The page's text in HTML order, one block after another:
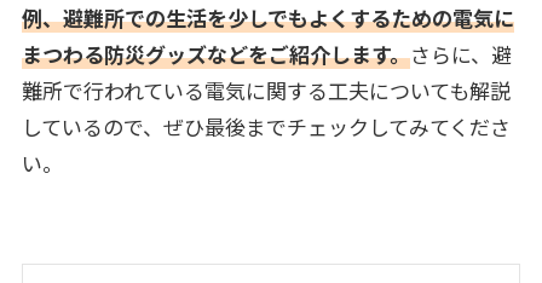
例、避難所での生活を少しでもよくするための電気に
まつわる防災グッズなどをご紹介します。さらに、避
難所で行われている電気に関する工夫についても解説
しているので、ぜひ最後までチェックしてみてくださ
い。